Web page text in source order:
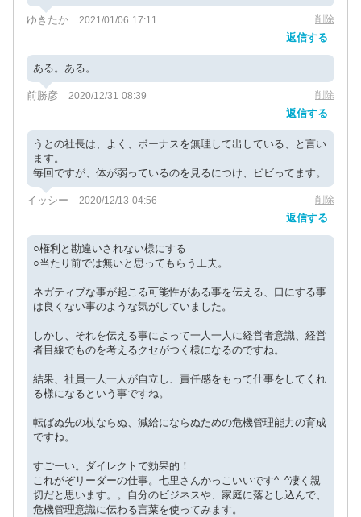
ゆきたか 2021/01/06 17:11 削除
返信する
ある。ある。
前勝彦 2020/12/31 08:39 削除
返信する
うとの社長は、よく、ボーナスを無理して出している、と言い
ます。
毎回ですが、体が弱っているのを見るにつけ、ビビってます。
イッシー 2020/12/13 04:56 削除
返信する
○権利と勘違いされない様にする
○当たり前では無いと思ってもらう工夫。
ネガティブな事が起こる可能性がある事を伝える、口にする事
は良くない事のような気がしていました。
しかし、それを伝える事によって一人一人に経営者意識、経営
者目線でものを考えるクセがつく様になるのですね。
結果、社員一人一人が自立し、責任感をもって仕事をしてくれ
る様になるという事ですね。
転ばぬ先の杖ならぬ、減給にならぬための危機管理能力の育成
ですね。
すごーい。ダイレクトで効果的！
これがぞリーダーの仕事。七里さんかっこいいです^_^凄く親
切だと思います。。自分のビジネスや、家庭に落とし込んで、
危機管理意識に伝わる言葉を使ってみます。